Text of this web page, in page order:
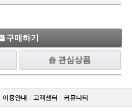
구매하기
관심상품
이용안내 고객센터 커뮤니티